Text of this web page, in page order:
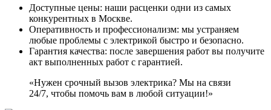
Доступные цены: наши расценки одни из самых
конкурентных в Москве.
Оперативность и профессионализм: мы устраняем
любые проблемы с электрикой быстро и безопасно.
Гарантия качества: после завершения работ вы получите
акт выполненных работ с гарантией.
«Нужен срочный вызов электрика? Мы на связи
24/7, чтобы помочь вам в любой ситуации!»